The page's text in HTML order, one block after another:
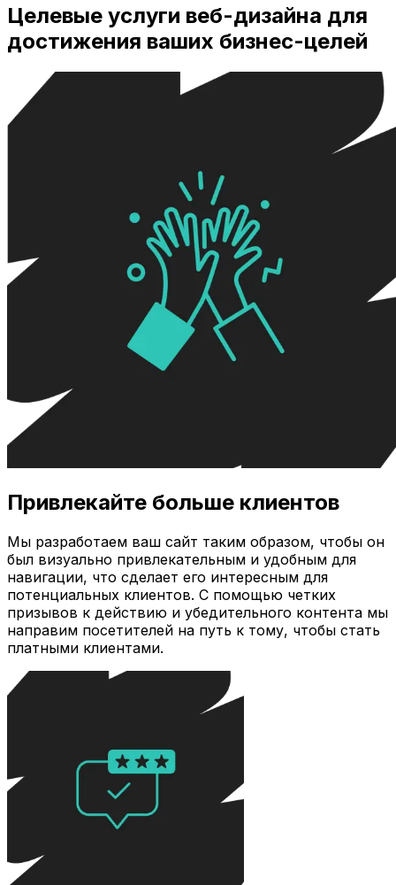
Целевые услуги веб-дизайна для
достижения ваших бизнес-целей
Привлекайте больше клиентов
Мы разработаем ваш сайт таким образом, чтобы он
был визуально привлекательным и удобным для
навигации, что сделает его интересным для
потенциальных клиентов. С помощью четких
призывов к действию и убедительного контента мы
направим посетителей на путь к тому, чтобы стать
платными клиентами.